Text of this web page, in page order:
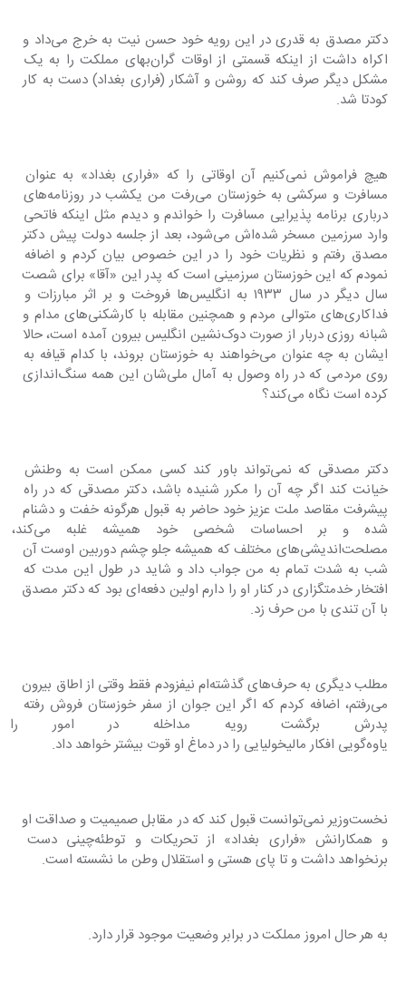
دکتر مصدق به قدری در این رویه خود حسن نیت به خرج می‌داد و
اکراه داشت از اینکه قسمتی از اوقات گران‌بهای مملکت را به یک
مشکل دیگر صرف کند که روشن و آشکار (فراری بغداد) دست به کار
کودتا شد.
هیچ فراموش نمی‌کنیم آن اوقاتی را که «فراری بغداد» به عنوان
مسافرت و سرکشی به خوزستان می‌رفت من یکشب در روزنامه‌های
درباری برنامه پذیرایی مسافرت را خواندم و دیدم مثل اینکه فاتحی
وارد سرزمین مسخر شده‌اش می‌شود، بعد از جلسه دولت پیش دکتر
مصدق رفتم و نظریات خود را در این خصوص بیان کردم و اضافه
نمودم که این خوزستان سرزمینی است که پدر این «آقا» برای شصت
سال دیگر در سال ۱۹۳۳ به انگلیس‌ها فروخت و بر اثر مبارزات و
فداکاری‌های متوالی مردم و همچنین مقابله با کارشکنی‌های مدام و
شبانه روزی دربار از صورت دوک‌نشین انگلیس بیرون آمده است، حالا
ایشان به چه عنوان می‌خواهند به خوزستان بروند، با کدام قیافه به
روی مردمی که در راه وصول به آمال ملی‌شان این همه سنگ‌اندازی
کرده است نگاه می‌کند؟
دکتر مصدقی که نمی‌تواند باور کند کسی ممکن است به وطنش
خیانت کند اگر چه آن را مکرر شنیده باشد، دکتر مصدقی که در راه
پیشرفت مقاصد ملت عزیز خود حاضر به قبول هرگونه خفت و دشنام
شده و بر احساسات شخصی
مصلحت‌اندیشی‌های مختلف که همیشه جلو چشم دوربین اوست آن
شب به شدت تمام به من جواب داد و شاید در طول این مدت که
افتخار خدمتگزاری در کنار او را دارم اولین دفعه‌ای بود که دکتر مصدق
با آن تندی با من حرف زد.
مطلب دیگری به حرف‌های گذشته‌ام نیفزودم فقط وقتی از اطاق بیرون
می‌رفتم، اضافه کردم که اگر این جوان از سفر خوزستان فروش رفته
پدرش برگشت رویه مداخله در امور
یاوه‌گویی افکار مالیخولیایی را در دماغ او قوت بیشتر خواهد داد.
نخست‌وزیر نمی‌توانست قبول کند که در مقابل صمیمیت و صداقت او
و همکارانش «فراری بغداد» از تحریکات و توطئه‌چینی دست
برنخواهد داشت و تا پای هستی و استقلال وطن ما نشسته است.
به هر حال امروز مملکت در برابر وضعیت موجود قرار دارد.